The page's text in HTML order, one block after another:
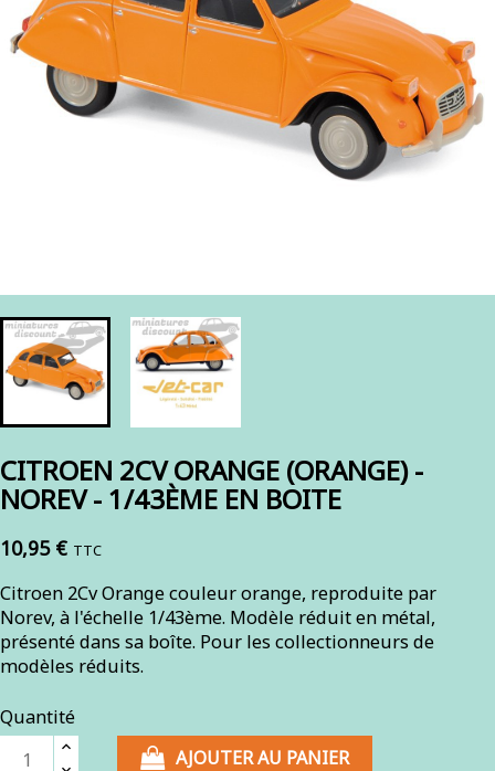
CITROEN 2CV ORANGE (ORANGE) -
NOREV - 1/43ÈME EN BOITE
10,95 € TTC
Citroen 2Cv Orange couleur orange, reproduite par
Norev, à l'échelle 1/43ème. Modèle réduit en métal,
présenté dans sa boîte. Pour les collectionneurs de
modèles réduits.
Quantité
AJOUTER AU PANIER